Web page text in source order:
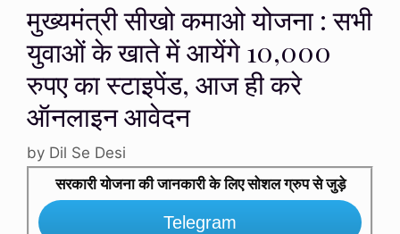
मुख्यमंत्री सीखो कमाओ योजना : सभी
युवाओं के खाते में आयेंगे ₹10,000
रुपए का स्टाइपेंड, आज ही करे
ऑनलाइन आवेदन
by Dil Se Desi
सरकारी योजना की जानकारी के लिए सोशल ग्रुप से जुड़े
Telegram